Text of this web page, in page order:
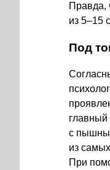
Правда,
из 5–15
Под
главный
с
из
При